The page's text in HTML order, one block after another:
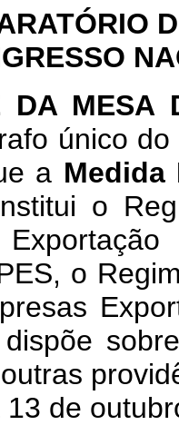
DA
único
a Medida
o
o
de